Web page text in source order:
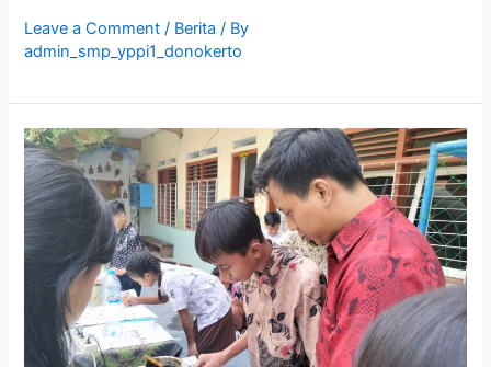
Leave a Comment / Berita / By
admin_smp_yppi1_donokerto